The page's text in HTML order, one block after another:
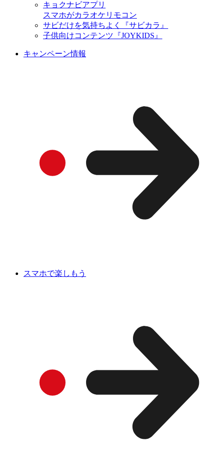
キョクナビアプリ
スマホがカラオケリモコン
サビだけを気持ちよく『サビカラ』
子供向けコンテンツ『JOYKIDS』
キャンペーン情報
スマホで楽しもう